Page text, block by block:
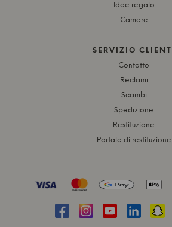
Idee regalo
Camere
SERVIZIO CLIENTI
Contatto
Reclami
Scambi
Spedizione
Restituzione
Portale di restituzione